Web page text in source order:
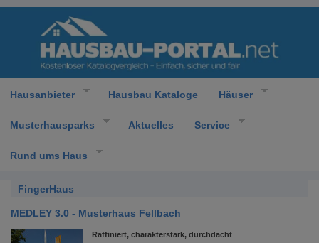
Hausanbieter Hausbau Kataloge Häuser
Musterhausparks Aktuelles Service
Rund ums Haus
FingerHaus
MEDLEY 3.0 - Musterhaus Fellbach
Raffiniert, charakterstark, durchdacht